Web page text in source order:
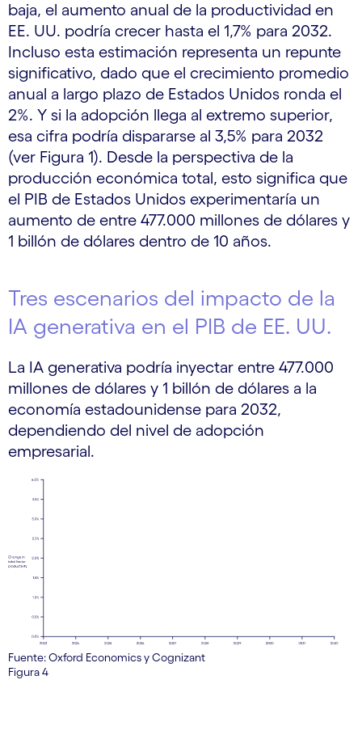
baja, el aumento anual de la productividad en
EE. UU. podría crecer hasta el 1,7% para 2032.
Incluso esta estimación representa un repunte
significativo, dado que el crecimiento promedio
anual a largo plazo de Estados Unidos ronda el
2%. Y si la adopción llega al extremo superior,
esa cifra podría dispararse al 3,5% para 2032
(ver Figura 1). Desde la perspectiva de la
producción económica total, esto significa que
el PIB de Estados Unidos experimentaría un
aumento de entre 477.000 millones de dólares y
1 billón de dólares dentro de 10 años.
Tres escenarios del impacto de la
IA generativa en el PIB de EE. UU.
La IA generativa podría inyectar entre 477.000
millones de dólares y 1 billón de dólares a la
economía estadounidense para 2032,
dependiendo del nivel de adopción
empresarial.
Fuente: Oxford Economics y Cognizant
Figura 4